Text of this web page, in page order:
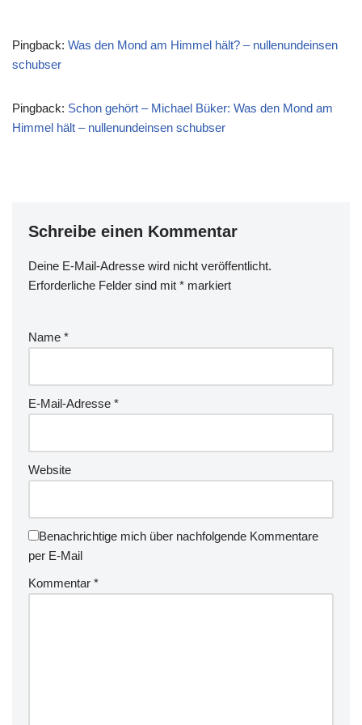
Pingback: Was den Mond am Himmel hält? – nullenundeinsen
schubser
Pingback: Schon gehört – Michael Büker: Was den Mond am
Himmel hält – nullenundeinsen schubser
Schreibe einen Kommentar
Deine E-Mail-Adresse wird nicht veröffentlicht.
Erforderliche Felder sind mit * markiert
Name *
E-Mail-Adresse *
Website
Benachrichtige mich über nachfolgende Kommentare
per E-Mail
Kommentar *